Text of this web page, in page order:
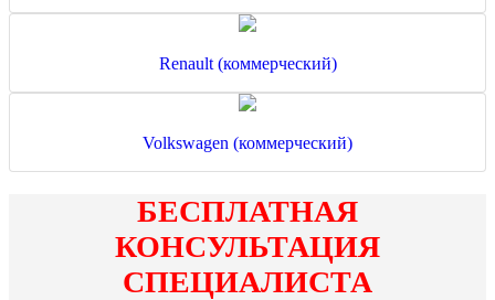
Renault (коммерческий)
Volkswagen (коммерческий)
БЕСПЛАТНАЯ
КОНСУЛЬТАЦИЯ
СПЕЦИАЛИСТА